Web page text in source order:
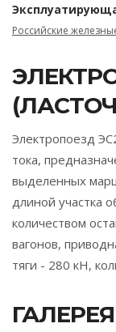
Российские
Электропоезд
тока,
выделенных
длиной участка
количеством
вагонов,
тяги - 280 кН,
ГАЛЕРЕЯ